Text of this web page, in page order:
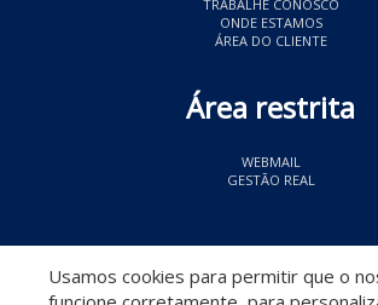
TRABALHE CONOSCO
ONDE ESTAMOS
ÁREA DO CLIENTE
Área restrita
WEBMAIL
GESTÃO REAL
Usamos cookies para permitir que o